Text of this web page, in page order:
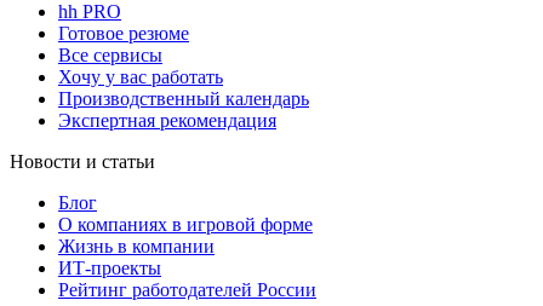
hh PRO
Готовое резюме
Все сервисы
Хочу у вас работать
Производственный календарь
Экспертная рекомендация
Новости и статьи
Блог
О компаниях в игровой форме
Жизнь в компании
ИТ-проекты
Рейтинг работодателей России